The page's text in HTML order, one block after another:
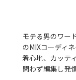
モテる男のワー
のMIXコーディネ
着心地、カッテ
問わず編集し発